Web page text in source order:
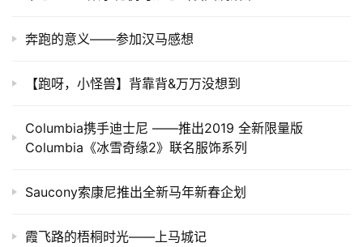
奔跑的意义——参加汉马感想
【跑呀，小怪兽】背靠背&万万没想到
Columbia携手迪士尼 ——推出2019 全新限量版
Columbia《冰雪奇缘2》联名服饰系列
Saucony索康尼推出全新马年新春企划
霞飞路的梧桐时光——上马城记